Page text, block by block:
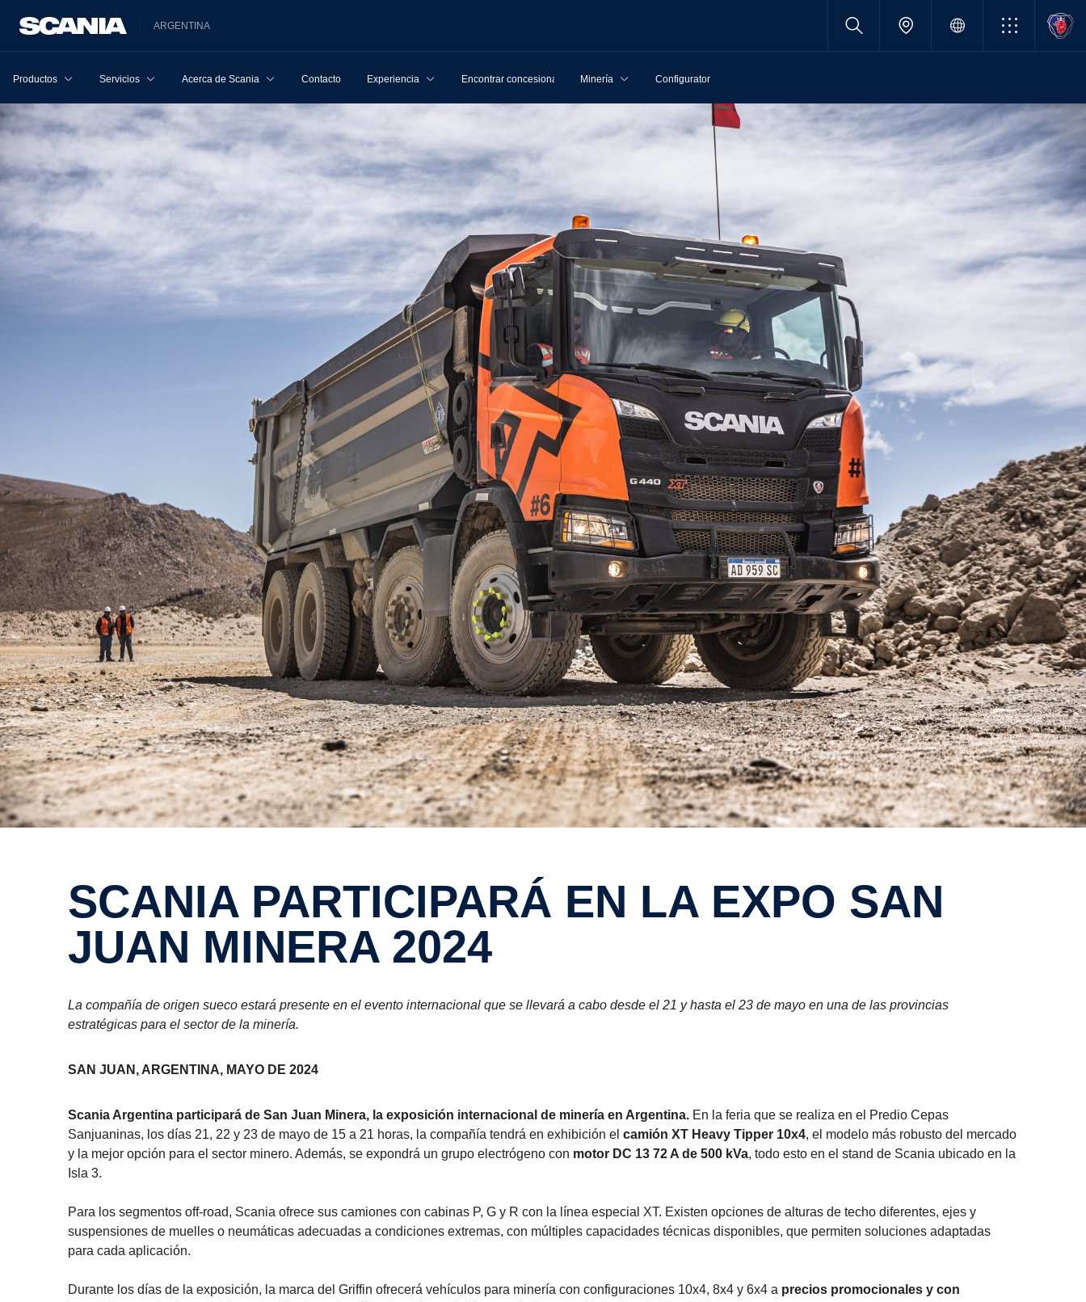
ARGENTINA
Productos Servicios Acerca de Scania Contacto Experiencia Encontrar concesionarios Minería Configurator
SCANIA PARTICIPARÁ EN LA EXPO SAN
JUAN MINERA 2024
La compañía de origen sueco estará presente en el evento internacional que se llevará a cabo desde el 21 y hasta el 23 de mayo en una de las provincias
estratégicas para el sector de la minería.
SAN JUAN, ARGENTINA, MAYO DE 2024
Scania Argentina participará de San Juan Minera, la exposición internacional de minería en Argentina. En la feria que se realiza en el Predio Cepas
Sanjuaninas, los días 21, 22 y 23 de mayo de 15 a 21 horas, la compañía tendrá en exhibición el camión XT Heavy Tipper 10x4, el modelo más robusto del mercado
y la mejor opción para el sector minero. Además, se expondrá un grupo electrógeno con motor DC 13 72 A de 500 kVa, todo esto en el stand de Scania ubicado en la
Isla 3.
Para los segmentos off-road, Scania ofrece sus camiones con cabinas P, G y R con la línea especial XT. Existen opciones de alturas de techo diferentes, ejes y
suspensiones de muelles o neumáticas adecuadas a condiciones extremas, con múltiples capacidades técnicas disponibles, que permiten soluciones adaptadas
para cada aplicación.
Durante los días de la exposición, la marca del Griffin ofrecerá vehículos para minería con configuraciones 10x4, 8x4 y 6x4 a precios promocionales y con